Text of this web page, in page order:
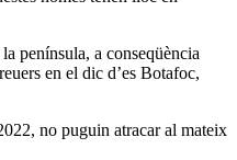
península, a conseqüència
en el dic d’es Botafoc,
no puguin atracar al mateix